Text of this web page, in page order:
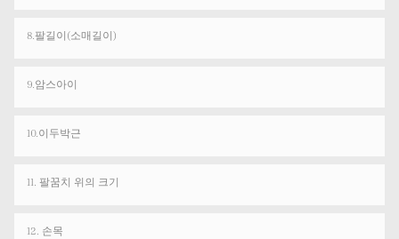
8.팔길이(소매길이)
9.암스아이
10.이두박근
11. 팔꿈치 위의 크기
12. 손목